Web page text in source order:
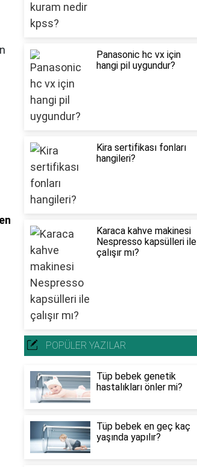
Panasonic hc vx için
hangi pil uygundur?
Kira sertifikası fonları
hangileri?
Karaca kahve makinesi
Nespresso kapsülleri ile
çalışır mı?
POPÜLER YAZILAR
Tüp bebek genetik
hastalıkları önler mi?
Tüp bebek en geç kaç
yaşında yapılır?